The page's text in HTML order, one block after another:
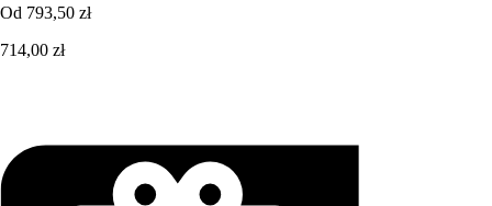
Od 793,50 zł
714,00 zł